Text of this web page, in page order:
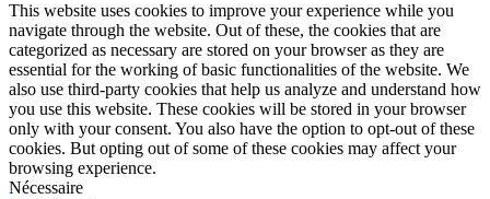
This website uses cookies to improve your experience while you
navigate through the website. Out of these, the cookies that are
categorized as necessary are stored on your browser as they are
essential for the working of basic functionalities of the website. We
also use third-party cookies that help us analyze and understand how
you use this website. These cookies will be stored in your browser
only with your consent. You also have the option to opt-out of these
cookies. But opting out of some of these cookies may affect your
browsing experience.
Nécessaire